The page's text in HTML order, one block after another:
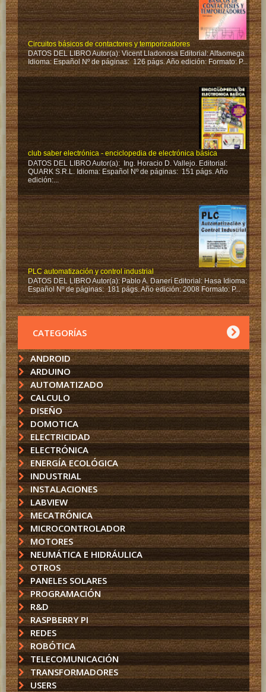
Circuitos básicos de contactores y temporizadores
DATOS DEL LIBRO Autor(a): Vicent Lladonosa Editorial: Alfaomega
Idioma: Español Nº de páginas: 126 págs. Año edición: Formato: P...
club saber electrónica - enciclopedia de electrónica básica
DATOS DEL LIBRO Autor(a): Ing. Horacio D. Vallejo. Editorial:
QUARK S.R.L. Idioma: Español Nº de páginas: 151 págs. Año
edición:...
PLC automatización y control industrial
DATOS DEL LIBRO Autor(a): Pablo A. Danerí Editorial: Hasa Idioma:
Español Nº de páginas: 181 págs. Año edición: 2008 Formato: P...
CATEGORÍAS
ANDROID
ARDUINO
AUTOMATIZADO
CALCULO
DISEÑO
DOMOTICA
ELECTRICIDAD
ELECTRÓNICA
ENERGÍA ECOLÓGICA
INDUSTRIAL
INSTALACIONES
LABVIEW
MECATRÓNICA
MICROCONTROLADOR
MOTORES
NEUMÁTICA E HIDRÁULICA
OTROS
PANELES SOLARES
PROGRAMACIÓN
R&D
RASPBERRY PI
REDES
ROBÓTICA
TELECOMUNICACIÓN
TRANSFORMADORES
USERS